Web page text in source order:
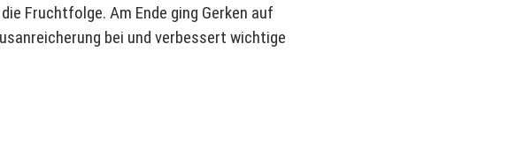
Fruchtfolge. Am Ende ging Gerken auf
bei und verbessert wichtige